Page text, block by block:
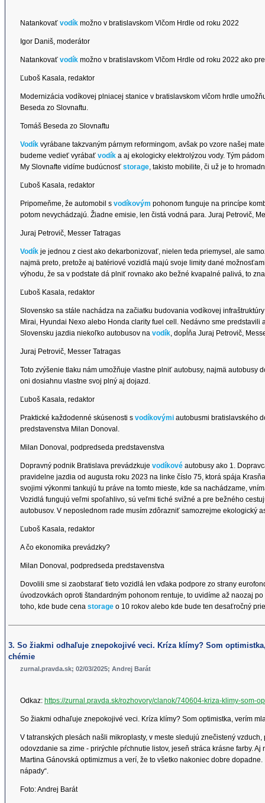
Natankovať vodík možno v bratislavskom Vlčom Hrdle od roku 2022
Igor Daniš, moderátor
Natankovať vodík možno v bratislavskom Vlčom Hrdle od roku 2022 ako
Ľuboš Kasala, redaktor
Modernizácia vodíkovej plniacej stanice v bratislavskom vlčom hrdle
Beseda zo Slovnaftu.
Tomáš Beseda zo Slovnaftu
Vodík vyrábane takzvaným párnym reformingom, avšak po vzore našej
budeme vedieť vyrábať vodík a aj ekologicky elektrolýzou vody. Tým
My Slovnafte vidíme budúcnosť storage , takisto mobilite, či už je to
Ľuboš Kasala, redaktor
Pripomeňme, že automobil s vodíkovým pohonom funguje na princípe
potom nevychádzajú. Žiadne emisie, len čistá vodná para. Juraj Petrovič,
Juraj Petrovič, Messer Tatragas
Vodík je jednou z ciest ako dekarbonizovať, nielen teda priemysel, ale
najmä preto, pretože aj batériové vozidlá majú svoje limity dané
výhodu, že sa v podstate dá plniť rovnako ako bežné kvapalné palivá, to
Ľuboš Kasala, redaktor
Slovensko sa stále nachádza na začiatku budovania vodíkovej
Mirai, Hyundai Nexo alebo Honda clarity fuel cell. Nedávno sme
Slovensku jazdia niekoľko autobusov na vodík , dopĺňa Juraj Petrovič,
Juraj Petrovič, Messer Tatragas
Toto zvýšenie tlaku nám umožňuje vlastne plniť autobusy, najmä autobusy
oni dosiahnu vlastne svoj plný aj dojazd.
Ľuboš Kasala, redaktor
Praktické každodenné skúsenosti s vodíkovými autobusmi bratislavského
predstavenstva Milan Donoval.
Milan Donoval, podpredseda predstavenstva
Dopravný podnik Bratislava prevádzkuje vodíkové autobusy ako 1.
pravidelne jazdia od augusta roku 2023 na linke číslo 75, ktorá spája
svojimi výkonmi tankujú tu práve na tomto mieste, kde sa nachádzame,
Vozidlá fungujú veľmi spoľahlivo, sú veľmi tiché svižné a pre bežného
autobusov. V neposlednom rade musím zdôrazniť samozrejme ekologický
Ľuboš Kasala, redaktor
A čo ekonomika prevádzky?
Milan Donoval, podpredseda predstavenstva
Dovolili sme si zaobstarať tieto vozidlá len vďaka podpore zo strany
úvodzovkách oproti štandardným pohonom rentuje, to uvidíme až naozaj
toho, kde bude cena storage o 10 rokov alebo kde bude ten desaťročný
3. So žiakmi odhaľuje znepokojivé veci. Kríza klímy? Som
chémie
zurnal.pravda.sk; 02/03/2025; Andrej Barát
Odkaz: https://zurnal.pravda.sk/rozhovory/clanok/740604-kriza-klimy-som-
So žiakmi odhaľuje znepokojivé veci. Kríza klímy? Som optimistka, verím
V tatranských plesách našli mikroplasty, v meste sledujú znečistený
odovzdanie sa zime - prirýchle pŕchnutie listov, jeseň stráca krásne farby.
Martina Gánovská optimizmus a verí, že to všetko nakoniec dobre
nápady“.
Foto: Andrej Barát